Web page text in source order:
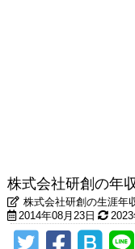
株式会社研創の年
株式会社研創の生涯年
2014年08月23日